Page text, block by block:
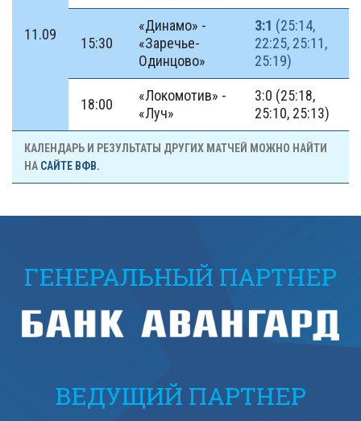
11.09
15:30
«Динамо» -
«Заречье-
Одинцово»
3:1 (25:14,
22:25, 25:11,
25:19)
18:00
«Локомотив» -
«Луч»
3:0 (25:18,
25:10, 25:13)
КАЛЕНДАРЬ И РЕЗУЛЬТАТЫ ДРУГИХ МАТЧЕЙ МОЖНО НАЙТИ
НА САЙТЕ ВФВ.
ГЕНЕРАЛЬНЫЙ ПАРТНЕР
ВЕДУЩИЙ ПАРТНЕР